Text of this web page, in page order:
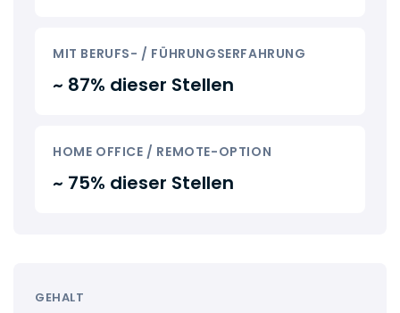
MIT BERUFS- / FÜHRUNGSERFAHRUNG
~ 87% dieser Stellen
HOME OFFICE / REMOTE-OPTION
~ 75% dieser Stellen
GEHALT